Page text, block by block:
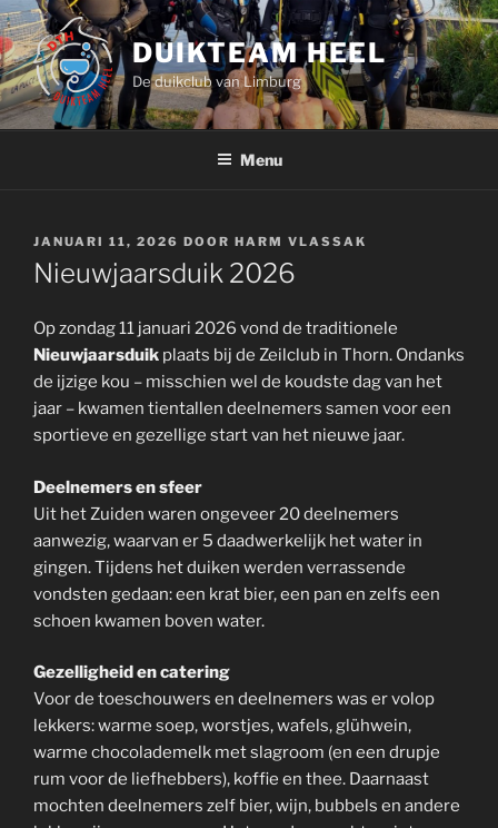
Ga
naar
de
inhoud
DUIKTEAM HEEL
De duikclub van Limburg
Menu
GEPLAATST
OP
JANUARI 11, 2026 DOOR HARM VLASSAK
Nieuwjaarsduik 2026
Op zondag 11 januari 2026 vond de traditionele
Nieuwjaarsduik plaats bij de Zeilclub in Thorn. Ondanks
de ijzige kou – misschien wel de koudste dag van het
jaar – kwamen tientallen deelnemers samen voor een
sportieve en gezellige start van het nieuwe jaar.
Deelnemers en sfeer
Uit het Zuiden waren ongeveer 20 deelnemers
aanwezig, waarvan er 5 daadwerkelijk het water in
gingen. Tijdens het duiken werden verrassende
vondsten gedaan: een krat bier, een pan en zelfs een
schoen kwamen boven water.
Gezelligheid en catering
Voor de toeschouwers en deelnemers was er volop
lekkers: warme soep, worstjes, wafels, glühwein,
warme chocolademelk met slagroom (en een drupje
rum voor de liefhebbers), koffie en thee. Daarnaast
mochten deelnemers zelf bier, wijn, bubbels en andere